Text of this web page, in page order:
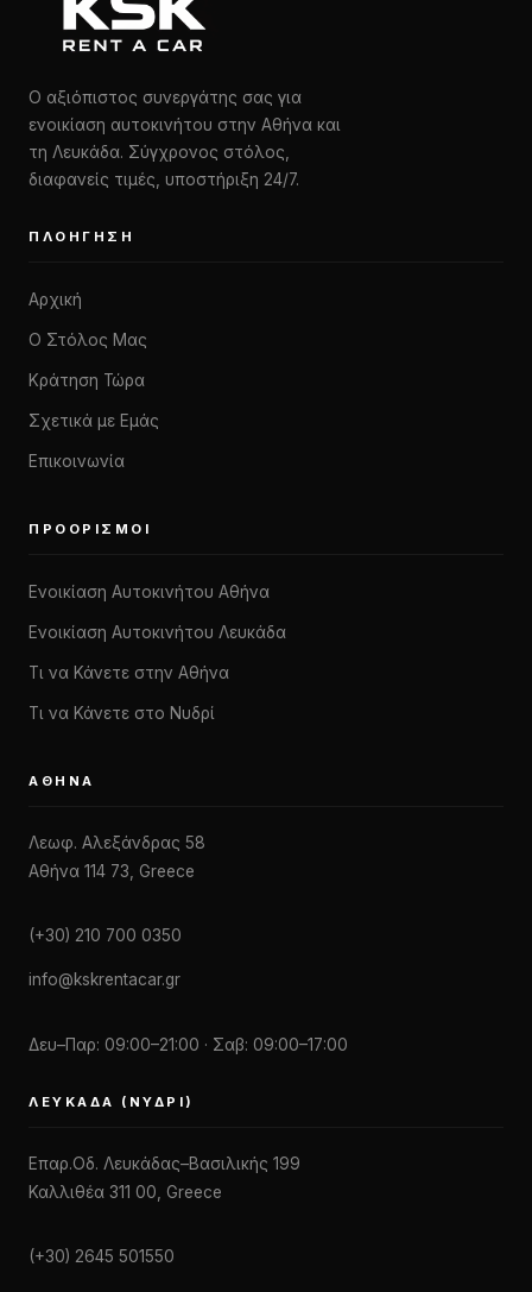
Ο αξιόπιστος συνεργάτης σας για
ενοικίαση αυτοκινήτου στην Αθήνα και
τη Λευκάδα. Σύγχρονος στόλος,
διαφανείς τιμές, υποστήριξη 24/7.
ΠΛΟΉΓΗΣΗ
Αρχική
Ο Στόλος Μας
Κράτηση Τώρα
Σχετικά με Εμάς
Επικοινωνία
ΠΡΟΟΡΙΣΜΟΊ
Ενοικίαση Αυτοκινήτου Αθήνα
Ενοικίαση Αυτοκινήτου Λευκάδα
Τι να Κάνετε στην Αθήνα
Τι να Κάνετε στο Νυδρί
ΑΘΉΝΑ
Λεωφ. Αλεξάνδρας 58
Αθήνα 114 73, Greece
(+30) 210 700 0350
info@kskrentacar.gr
Δευ–Παρ: 09:00–21:00 · Σαβ: 09:00–17:00
ΛΕΥΚΆΔΑ (ΝΥΔΡΊ)
Επαρ.Οδ. Λευκάδας–Βασιλικής 199
Καλλιθέα 311 00, Greece
(+30) 2645 501550